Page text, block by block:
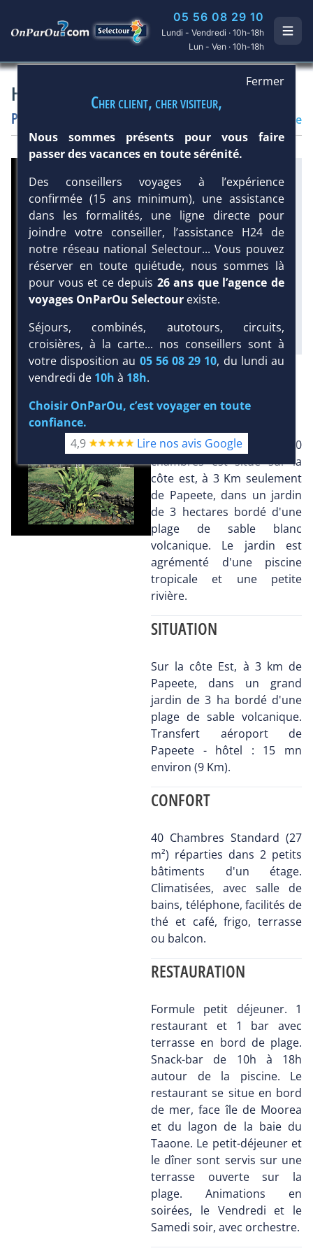
05 56 08 29 10
Lundi - Vendredi · 10h-18h
Lun - Ven · 10h-18h
Hôtel Le Royal Tahitien 2*
Polynésie Classique
DEMANDE D’INFORMATIONS
29 °C 46 mm
27 °C
Équipement :
40
Tx :8 %
Tx
:9 %
Infos golfs :
1 Distance depuis l'hôtel :
44 km
PRÉSENTATION
Ce petit hôtel de 40
chambres est situé sur la
côte est, à 3 Km seulement
de Papeete, dans un jardin
de 3 hectares bordé d'une
plage de sable blanc
volcanique. Le jardin est
agrémenté d'une piscine
tropicale et une petite
rivière.
SITUATION
Sur la côte Est, à 3 km de
Papeete, dans un grand
jardin de 3 ha bordé d'une
plage de sable volcanique.
Transfert aéroport de
Papeete - hôtel : 15 mn
environ (9 Km).
CONFORT
40 Chambres Standard (27
m²) réparties dans 2 petits
bâtiments d'un étage.
Climatisées, avec salle de
bains, téléphone, facilités de
thé et café, frigo, terrasse
ou balcon.
RESTAURATION
Formule petit déjeuner. 1
restaurant et 1 bar avec
terrasse en bord de plage.
Snack-bar de 10h à 18h
autour de la piscine. Le
restaurant se situe en bord
de mer, face île de Moorea
et du lagon de la baie du
Taaone. Le petit-déjeuner et
le dîner sont servis sur une
terrasse ouverte sur la
plage. Animations en
soirées, le Vendredi et le
Samedi soir, avec orchestre.
Fermer
Cher client, cher visiteur,
Nous sommes présents pour vous faire
passer des vacances en toute sérénité.
Des conseillers voyages à l’expérience
confirmée (15 ans minimum), une assistance
dans les formalités, une ligne directe pour
joindre votre conseiller, l’assistance H24 de
notre réseau national Selectour... Vous pouvez
réserver en toute quiétude, nous sommes là
pour vous et ce depuis 26 ans que l’agence de
voyages OnParOu Selectourexiste.
Séjours, combinés, autotours, circuits,
croisières, à la carte... nos conseillers sont à
votre disposition au 05 56 08 29 10, du lundi au
vendredi de 10h à 18h.
Choisir OnParOu, c’est voyager en toute
confiance.
4,9
Lire nos avis Google